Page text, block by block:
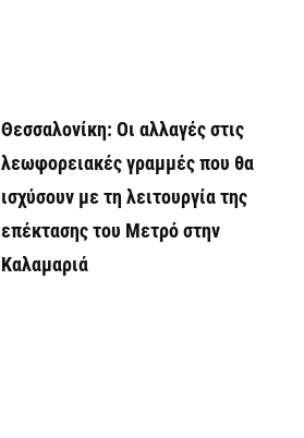
Θεσσαλονίκη: Οι αλλαγές στις
λεωφορειακές γραμμές που θα
ισχύσουν με τη λειτουργία της
επέκτασης του Μετρό στην
Καλαμαριά